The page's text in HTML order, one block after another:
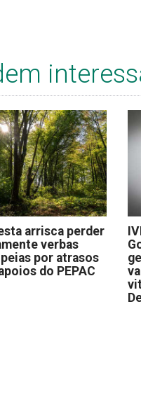
arrisca perder
verbas
por atrasos
do PEPAC